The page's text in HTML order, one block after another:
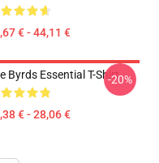
€ - 44,11 €
Byrds Essential T-Shirt
€ - 28,06 €
-20%